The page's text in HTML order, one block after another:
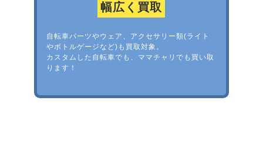
幅広く買取
自転車パーツやウェア、アクセサリー類(ライト
やボトルゲージなど)も買取対象。
カスタムした自転車でも、ママチャリでも買い取
ります！